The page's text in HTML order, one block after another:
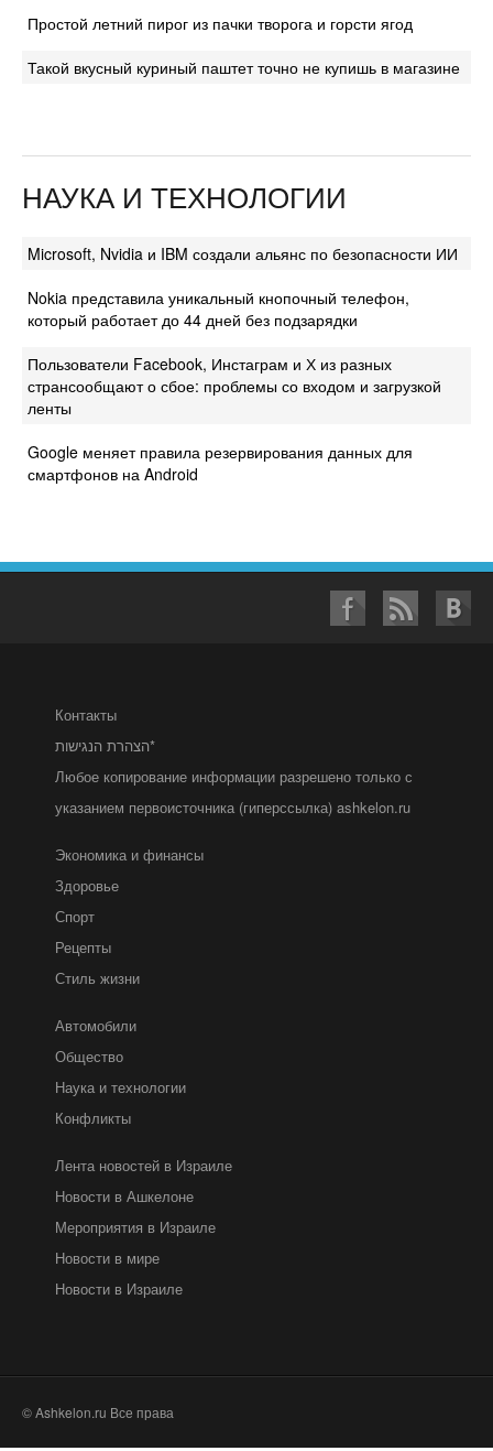
Простой летний пирог из пачки творога и горсти ягод
Такой вкусный куриный паштет точно не купишь в магазине
НАУКА И ТЕХНОЛОГИИ
Microsoft, Nvidia и IBM создали альянс по безопасности ИИ
Nokia представила уникальный кнопочный телефон,
который работает до 44 дней без подзарядки
Пользователи Facebook, Инстаграм и Х из разных
странсообщают о сбое: проблемы со входом и загрузкой
ленты
Google меняет правила резервирования данных для
смартфонов на Android
Контакты
הצהרת הנגישות*
Любое копирование информации разрешено только с
указанием первоисточника (гиперссылка) ashkelon.ru
Экономика и финансы
Здоровье
Спорт
Рецепты
Стиль жизни
Автомобили
Общество
Наука и технологии
Конфликты
Лента новостей в Израиле
Новости в Ашкелоне
Мероприятия в Израиле
Новости в мире
Новости в Израиле
© Ashkelon.ru Все права